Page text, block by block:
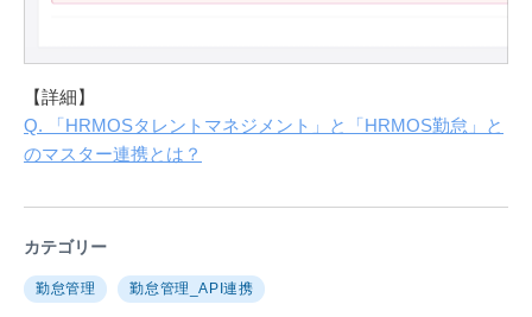
【詳細】
Q. 「HRMOSタレントマネジメント」と「HRMOS勤怠」と
のマスター連携とは？
カテゴリー
勤怠管理 勤怠管理_API連携